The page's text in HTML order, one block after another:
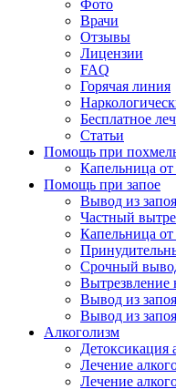
Фото
Врачи
Отзывы
Лицензии
FAQ
Горячая линия
Бесплатное
Статьи
Помощь при
Капельница
Помощь при запое
Вывод из запоя
Частный
Капельница от
Срочный
Вытрезвление
Вывод из
Вывод из
Алкоголизм
Детоксикация
Лечение
Лечение